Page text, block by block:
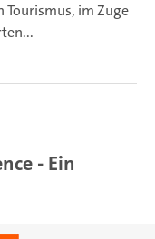
im Zuge
- Ein